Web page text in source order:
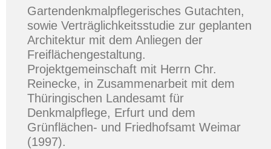
Gartendenkmalpflegerisches Gutachten,
sowie Verträglichkeitsstudie zur geplanten
Architektur mit dem Anliegen der
Freiflächengestaltung.
Projektgemeinschaft mit Herrn Chr.
Reinecke, in Zusammenarbeit mit dem
Thüringischen Landesamt für
Denkmalpflege, Erfurt und dem
Grünflächen- und Friedhofsamt Weimar
(1997).